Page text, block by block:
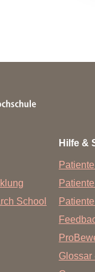
School
Hilfe &
Glossar